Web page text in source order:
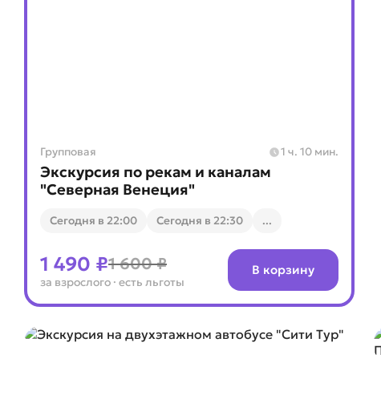
Групповая 1 ч. 10 мин.
Экскурсия по рекам и каналам
"Северная Венеция"
Cегодня в 22:00 Cегодня в 22:30 ...
1 490 ₽1 600 ₽
за взрослого · есть льготы
В корзину